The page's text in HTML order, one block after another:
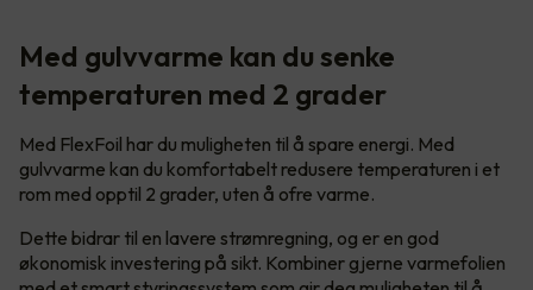
Med gulvvarme kan du senke
temperaturen med 2 grader
Med FlexFoil har du muligheten til å spare energi. Med
gulvvarme kan du komfortabelt redusere temperaturen i et
rom med opptil 2 grader, uten å ofre varme.
Dette bidrar til en lavere strømregning, og er en god
økonomisk investering på sikt. Kombiner gjerne varmefolien